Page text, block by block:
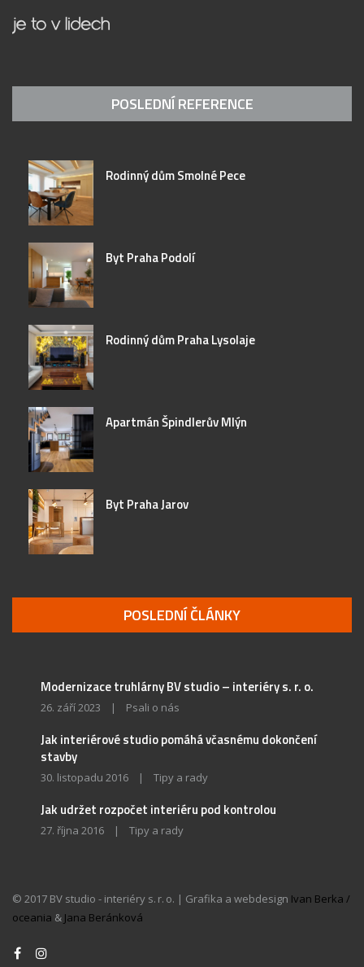
POSLEDNÍ REFERENCE
Rodinný dům Smolné Pece
Byt Praha Podolí
Rodinný dům Praha Lysolaje
Apartmán Špindlerův Mlýn
Byt Praha Jarov
POSLEDNÍ ČLÁNKY
Modernizace truhlárny BV studio – interiéry s. r. o.
26. září 2023 | Psali o nás
Jak interiérové studio pomáhá včasnému dokončení
stavby
30. listopadu 2016 | Tipy a rady
Jak udržet rozpočet interiéru pod kontrolou
27. října 2016 | Tipy a rady
© 2017 BV studio - interiéry s. r. o. | Grafika a webdesign Ivan Berka /
oceania & Jana Beránková